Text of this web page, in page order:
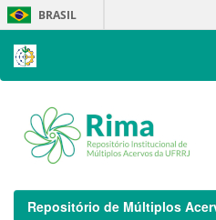
Skip
navigation
BRASIL
Repositório de Múltiplos